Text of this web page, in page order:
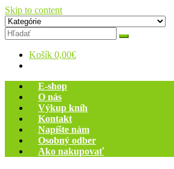
Skip to content
Zelený dom
Antikvariát
Košík 0,00€
E-shop
O nás
Výkup kníh
Kontakt
Napíšte nám
Osobný odber
Ako nakupovať